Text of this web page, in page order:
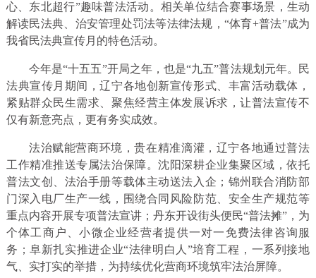
心、东北超行”趣味普法活动。相关单位结合赛事场景，生动
解读民法典、治安管理处罚法等法律法规，“体育+普法”成为
我省民法典宣传月的特色活动。
今年是“十五五”开局之年，也是“九五”普法规划元年。民
法典宣传月期间，辽宁各地创新宣传形式、丰富活动载体，
紧贴群众民生需求、聚焦经营主体发展诉求，让普法宣传不
仅有新意亮点，更有务实成效。
法治赋能营商环境，贵在精准滴灌，辽宁各地通过普法
工作精准推送专属法治保障。沈阳深耕企业集聚区域，依托
普法文创、法治手册等载体主动送法入企；锦州联合消防部
门深入电厂生产一线，围绕合同风险防范、安全生产规范等
重点内容开展专项普法宣讲；丹东开设街头便民“普法摊”，为
个体工商户、小微企业经营者提供一对一免费法律咨询服
务；阜新扎实推进企业“法律明白人”培育工程，一系列接地
气、实打实的举措，为持续优化营商环境筑牢法治屏障。